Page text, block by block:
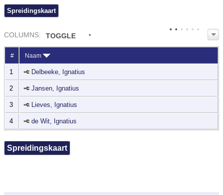
Spreidingskaart
COLUMNS: TOGGLE
# Naam
1 Delbeeke, Ignatius
2 Jansen, Ignatius
3 Lieves, Ignatius
4 de Wit, Ignatius
Spreidingskaart